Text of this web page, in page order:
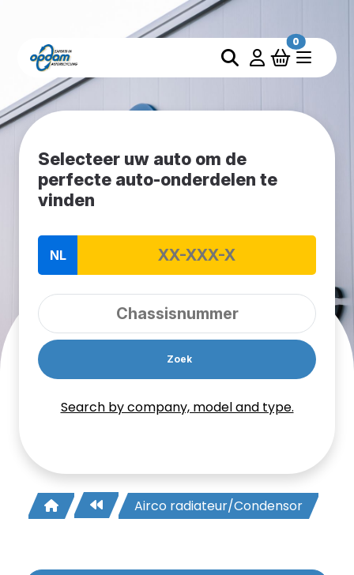
0
Selecteer uw auto om de
perfecte auto-onderdelen te
vinden
NL
Zoek
Search by company, model and type.
Airco radiateur/Condensor